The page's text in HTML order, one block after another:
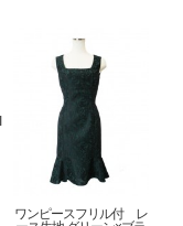
ワンピースフリル付 レ